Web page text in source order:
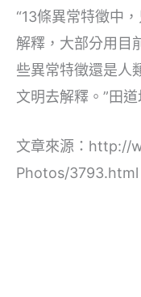
“13條異常特徵中
解釋，大部分用目
些異常特徵還是人
文明去解釋。”田道
文章來源：http://
Photos/3793.html